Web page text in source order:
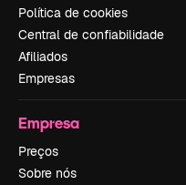
Política de cookies
Central de confiabilidade
Afiliados
Empresas
Empresa
Preços
Sobre nós